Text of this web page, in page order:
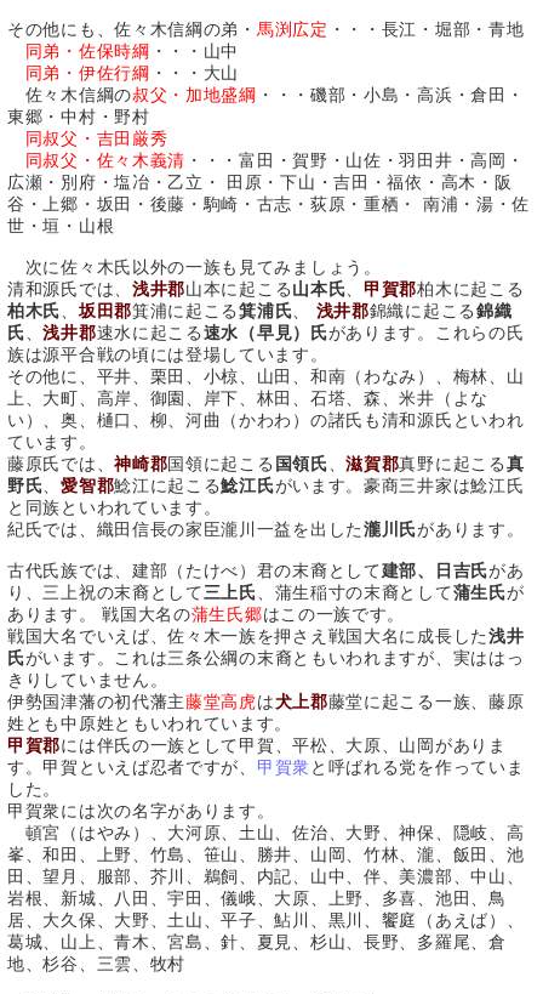
その他にも、佐々木信綱の弟・ 馬渕広定 ・・・長江・堀部・青地
同弟・佐保時綱 ・・・山中
同弟・伊佐行綱 ・・・大山
佐々木信綱の叔父・加地盛綱 ・・・磯部・小島・高浜・倉田・
東郷・中村・野村
同叔父・吉田厳秀
同叔父・佐々木義清 ・・・富田・賀野・山佐・羽田井・高岡・
広瀬・別府・塩冶・乙立・ 田原・下山・吉田・福依・高木・阪
谷・上郷・坂田・後藤・駒崎・古志・荻原・重栖・ 南浦・湯・佐
世・垣・山根
次に佐々木氏以外の一族も見てみましょう。
清和源氏では、 浅井郡山本に起こる山本氏 甲賀郡柏木に起こる
柏木氏 、坂田郡箕浦に起こる箕浦氏 浅井郡錦織に起こる錦織
氏 、浅井郡速水に起こる速水（早見）氏があります。これらの氏
族は源平合戦の頃には登場しています。
その他に、平井、栗田、小椋、山田、和南（わなみ）、梅林、山
上、大町、高岸、御園、岸下、林田、石塔、森、米井（よな
い）、奥、樋口、柳、河曲（かわわ）の諸氏も清和源氏といわれ
ています。
藤原氏では、神崎郡国領に起こる 国領氏 、滋賀郡真野に起こる真
野氏 、愛智郡鯰江に起こる鯰江氏がいます。豪商三井家は鯰江氏
と同族といわれています。
紀氏では、織田信長の家臣瀧川一益を出した瀧川氏があります。
古代氏族では、建部（たけべ）君の末裔として建部、日吉氏があ
り、三上祝の末裔として三上氏 、蒲生稲寸の末裔として蒲生氏が
あります。 戦国大名の蒲生氏郷はこの一族です。
戦国大名でいえば、佐々木一族を押さえ戦国大名に成長した浅井
氏がいます。これは三条公綱の末裔ともいわれますが、実ははっ
きりしていません。
伊勢国津藩の初代藩主藤堂高虎は犬上郡藤堂に起こる一族、藤原
姓とも中原姓ともいわれています。
甲賀郡には伴氏の一族として甲賀、平松、大原、山岡がありま
す。甲賀といえば忍者ですが、 甲賀衆と呼ばれる党を作っていま
した。
甲賀衆には次の名字があります。
頓宮（はやみ）、大河原、土山、佐治、大野、神保、隠岐、高
峯、和田、上野、竹島、笹山、勝井、山岡、竹林、瀧、飯田、池
田、望月、服部、芥川、鵜飼、内記、山中、伴、美濃部、中山、
岩根、新城、八田、宇田、儀峨、大原、上野、多喜、池田、鳥
居、大久保、大野、土山、平子、鮎川、黒川、饗庭（あえば）、
葛城、山上、青木、宮島、針、夏見、杉山、長野、多羅尾、倉
地、杉谷、三雲、牧村